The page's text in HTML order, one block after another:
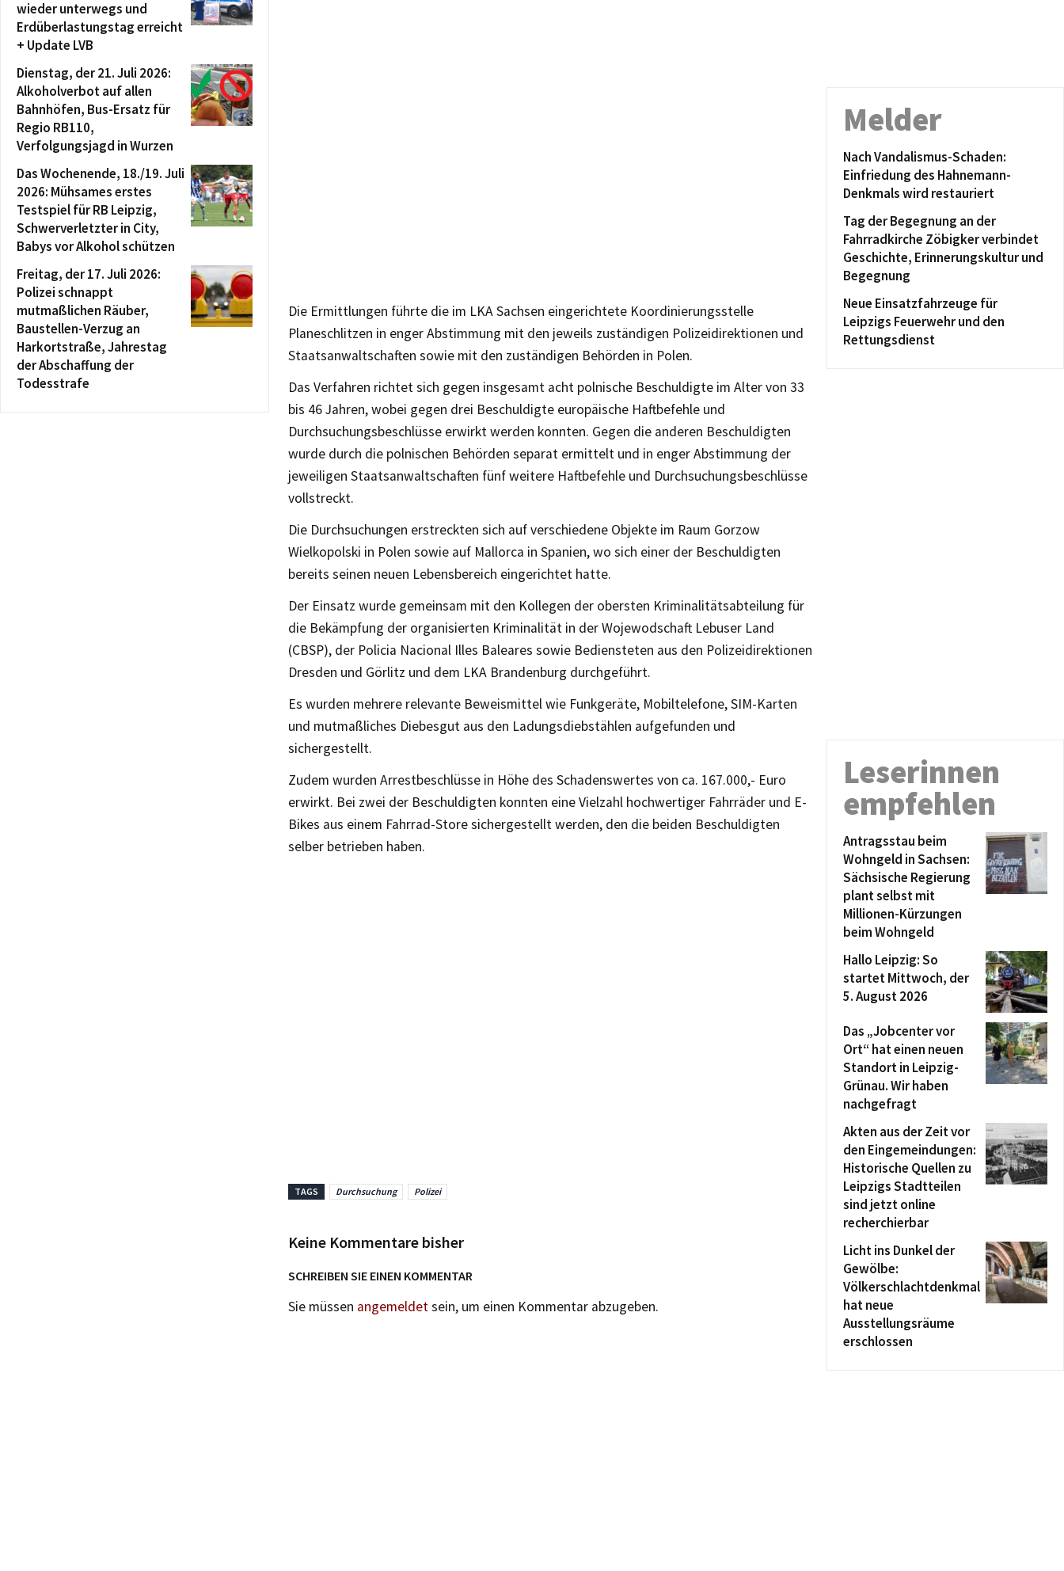
Die Ermittlungen führte die im LKA Sachsen eingerichtete Koordinierungsstelle
Planeschlitzen in enger Abstimmung mit den jeweils zuständigen Polizeidirektionen und
Staatsanwaltschaften sowie mit den zuständigen Behörden in Polen.
Das Verfahren richtet sich gegen insgesamt acht polnische Beschuldigte im Alter von 33
bis 46 Jahren, wobei gegen drei Beschuldigte europäische Haftbefehle und
Durchsuchungsbeschlüsse erwirkt werden konnten. Gegen die anderen Beschuldigten
wurde durch die polnischen Behörden separat ermittelt und in enger Abstimmung der
jeweiligen Staatsanwaltschaften fünf weitere Haftbefehle und Durchsuchungsbeschlüsse
vollstreckt.
Die Durchsuchungen erstreckten sich auf verschiedene Objekte im Raum Gorzow
Wielkopolski in Polen sowie auf Mallorca in Spanien, wo sich einer der Beschuldigten
bereits seinen neuen Lebensbereich eingerichtet hatte.
Der Einsatz wurde gemeinsam mit den Kollegen der obersten Kriminalitätsabteilung für
die Bekämpfung der organisierten Kriminalität in der Wojewodschaft Lebuser Land
(CBSP), der Policia Nacional Illes Baleares sowie Bediensteten aus den Polizeidirektionen
Dresden und Görlitz und dem LKA Brandenburg durchgeführt.
Es wurden mehrere relevante Beweismittel wie Funkgeräte, Mobiltelefone, SIM-Karten
und mutmaßliches Diebesgut aus den Ladungsdiebstählen aufgefunden und
sichergestellt.
Zudem wurden Arrestbeschlüsse in Höhe des Schadenswertes von ca. 167.000,- Euro
erwirkt. Bei zwei der Beschuldigten konnten eine Vielzahl hochwertiger Fahrräder und E-
Bikes aus einem Fahrrad-Store sichergestellt werden, den die beiden Beschuldigten
selber betrieben haben.
TAGS Durchsuchung Polizei
Keine Kommentare bisher
SCHREIBEN SIE EINEN KOMMENTAR
Sie müssen angemeldetsein, um einen Kommentar abzugeben.
wieder unterwegs und
Erdüberlastungstag erreicht
+ Update LVB
Dienstag, der 21. Juli 2026:
Alkoholverbot auf allen
Bahnhöfen, Bus-Ersatz für
Regio RB110,
Verfolgungsjagd in Wurzen
Das Wochenende, 18./19. Juli
2026: Mühsames erstes
Testspiel für RB Leipzig,
Schwerverletzter in City,
Babys vor Alkohol schützen
Freitag, der 17. Juli 2026:
Polizei schnappt
mutmaßlichen Räuber,
Baustellen-Verzug an
Harkortstraße, Jahrestag
der Abschaffung der
Todesstrafe
Melder
Nach Vandalismus-Schaden:
Einfriedung des Hahnemann-
Denkmals wird restauriert
Tag der Begegnung an der
Fahrradkirche Zöbigker verbindet
Geschichte, Erinnerungskultur und
Begegnung
Neue Einsatzfahrzeuge für
Leipzigs Feuerwehr und den
Rettungsdienst
Leserinnen
empfehlen
Antragsstau beim
Wohngeld in Sachsen:
Sächsische Regierung
plant selbst mit
Millionen-Kürzungen
beim Wohngeld
Hallo Leipzig: So
startet Mittwoch, der
5. August 2026
Das „Jobcenter vor
Ort“ hat einen neuen
Standort in Leipzig-
Grünau. Wir haben
nachgefragt
Akten aus der Zeit vor
den Eingemeindungen:
Historische Quellen zu
Leipzigs Stadtteilen
sind jetzt online
recherchierbar
Licht ins Dunkel der
Gewölbe:
Völkerschlachtdenkmal
hat neue
Ausstellungsräume
erschlossen